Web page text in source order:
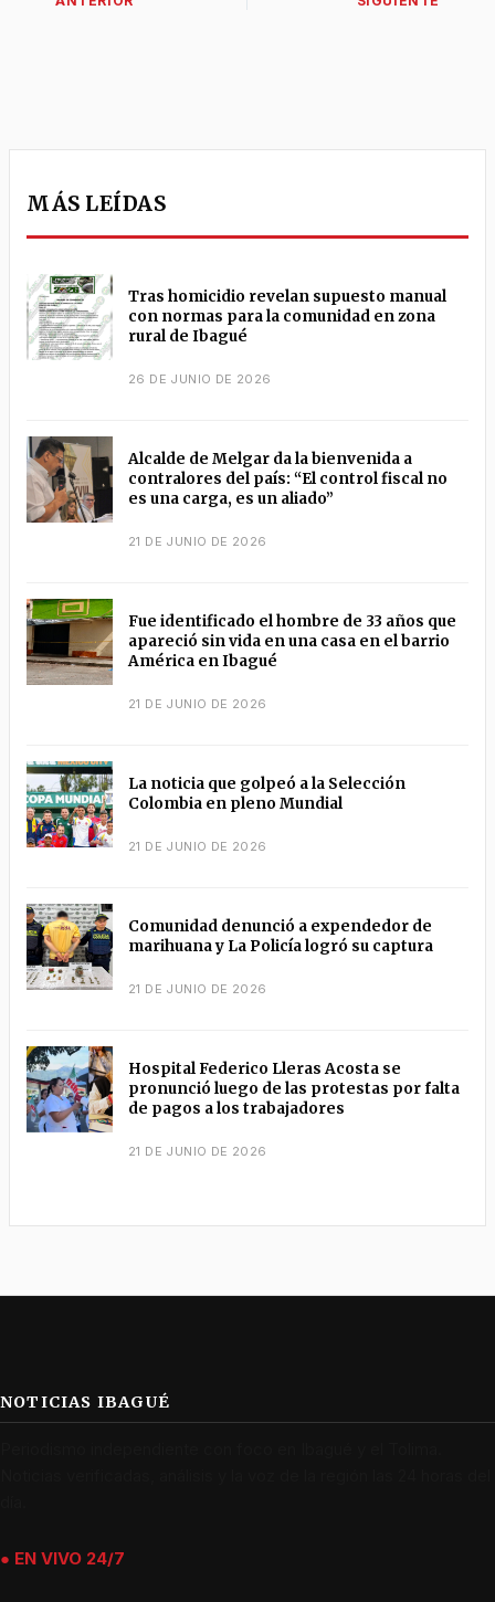
MÁS LEÍDAS
Tras homicidio revelan supuesto manual
con normas para la comunidad en zona
rural de Ibagué
26 DE JUNIO DE 2026
Alcalde de Melgar da la bienvenida a
contralores del país: “El control fiscal no
es una carga, es un aliado”
21 DE JUNIO DE 2026
Fue identificado el hombre de 33 años que
apareció sin vida en una casa en el barrio
América en Ibagué
21 DE JUNIO DE 2026
La noticia que golpeó a la Selección
Colombia en pleno Mundial
21 DE JUNIO DE 2026
Comunidad denunció a expendedor de
marihuana y La Policía logró su captura
21 DE JUNIO DE 2026
Hospital Federico Lleras Acosta se
pronunció luego de las protestas por falta
de pagos a los trabajadores
21 DE JUNIO DE 2026
NOTICIAS IBAGUÉ
● EN VIVO 24/7